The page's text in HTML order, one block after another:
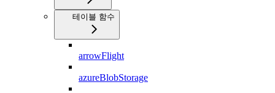
테이블 함수
arrowFlight
azureBlobStorage